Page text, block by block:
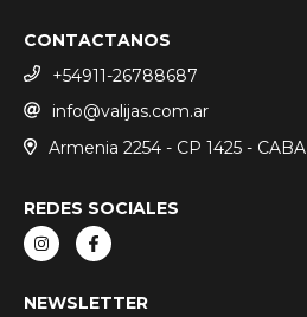
CONTACTANOS
+54911-26788687
info@valijas.com.ar
Armenia 2254 - CP 1425 - CABA
REDES SOCIALES
NEWSLETTER